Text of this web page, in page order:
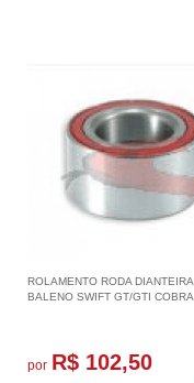
ROLAMENTO RODA DIANTEIRA
BALENO SWIFT GT/GTI COBRA
por R$ 102,50